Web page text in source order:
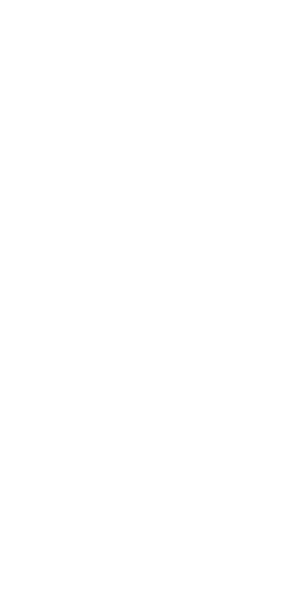
HORKA, JSME NEABSOLVOVALI CÓRDOBU. UVÍTALI BYCHOM TŘEBA I ZÁJEZD S
SEVILLI, ALE CHÁPEME, ŽE Z DŮVODU VZDÁLENOSTI JE TO